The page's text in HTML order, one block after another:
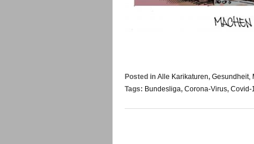
Posted in Alle Karikaturen, Gesundheit,
Tags: Bundesliga, Corona-Virus, Covid-